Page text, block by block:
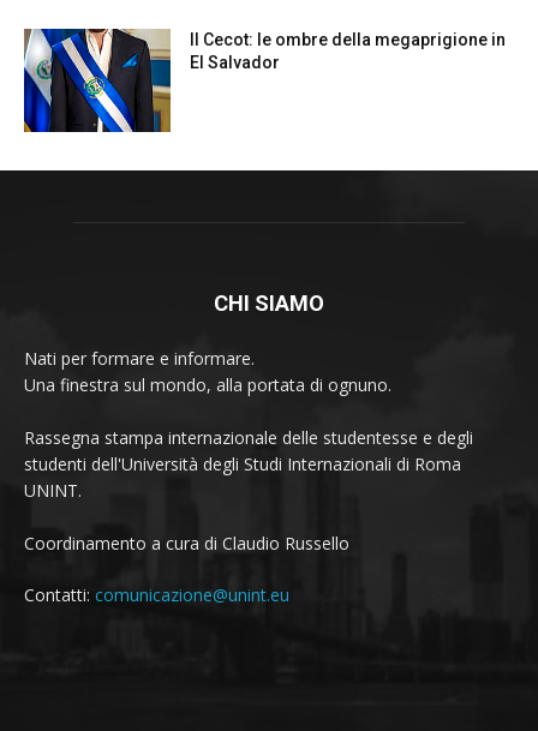
CHI SIAMO
Nati per formare e informare.
Una finestra sul mondo, alla portata di ognuno.
Rassegna stampa internazionale delle studentesse e degli
studenti dell'Università degli Studi Internazionali di Roma
UNINT.
Coordinamento a cura di Claudio Russello
Contatti: comunicazione@unint.eu